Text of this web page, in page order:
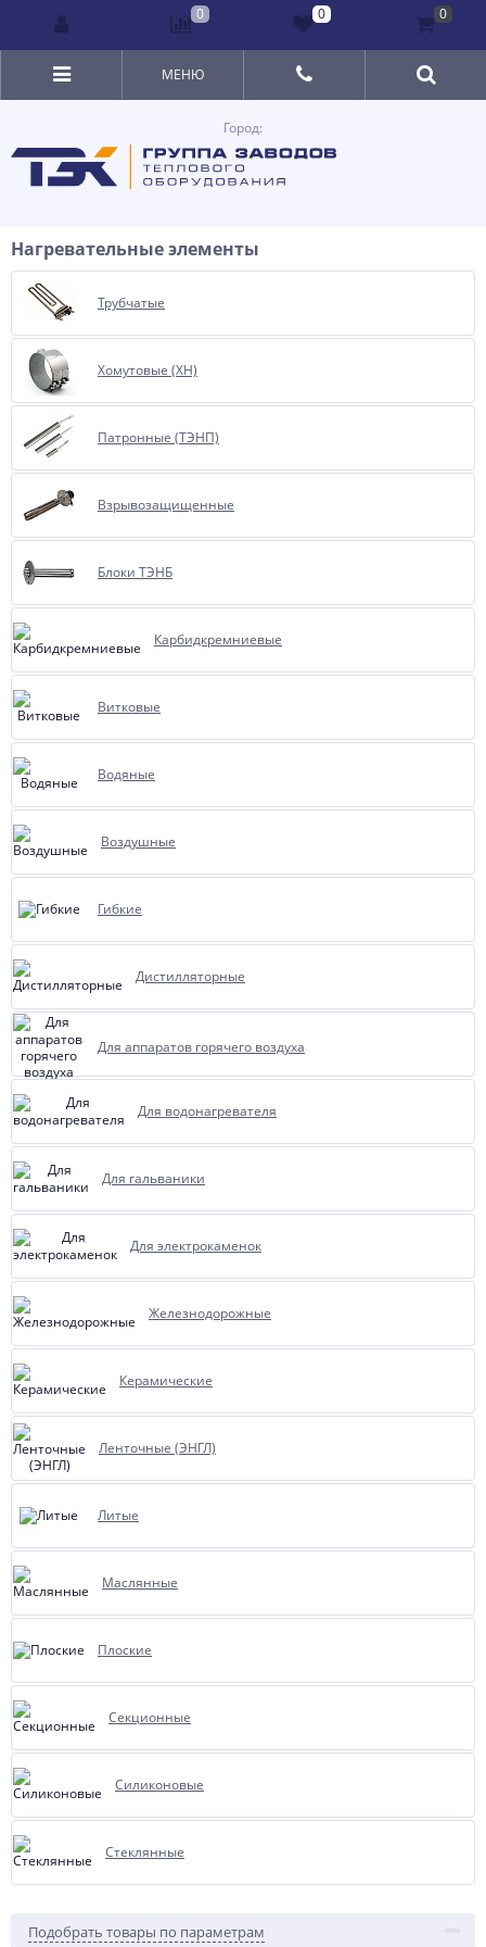
Город:
МЕНЮ
Нагревательные элементы
Трубчатые
Хомутовые (ХН)
Патронные (ТЭНП)
Взрывозащищенные
Блоки ТЭНБ
Карбидкремниевые
Витковые
Водяные
Воздушные
Гибкие
Дистилляторные
Для аппаратов горячего воздуха
Для водонагревателя
Для гальваники
Для электрокаменок
Железнодорожные
Керамические
Ленточные (ЭНГЛ)
Литые
Маслянные
Плоские
Секционные
Силиконовые
Стеклянные
Подобрать товары по параметрам
0 0 0